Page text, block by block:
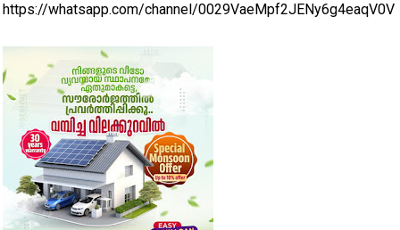
https://whatsapp.com/channel/0029VaeMpf2JENy6g4eaqV0V